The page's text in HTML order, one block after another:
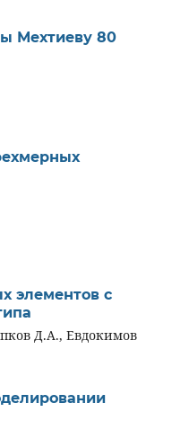
Мехтиеву 80
элементов с
Д.А., Евдокимов